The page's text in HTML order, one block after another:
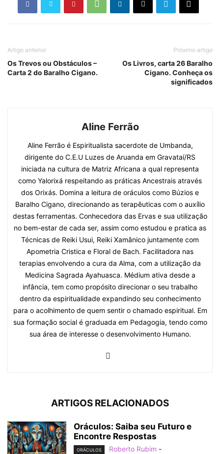
Artigo anterior
Os Trevos ou Obstáculos –
Carta 2 do Baralho Cigano.
Próximo artigo
Os Livros, carta 26 Baralho
Cigano. Conheça os
significados
Aline Ferrão
Aline Ferrão é Espiritualista sacerdote de Umbanda,
dirigente do C.E.U Luzes de Aruanda em Gravataí/RS
iniciada na cultura de Matriz Africana a qual representa
como Yalorixá respeitando as práticas Ancestrais através
dos Orixás. Domina a leitura de oráculos como Búzios e
Baralho Cigano, direcionando as terapêuticas com o auxílio
destas ferramentas. Conhecedora das Ervas e sua utilização
no bem-estar de cada ser, assim como estudou e pratica as
Técnicas de Reiki Usui, Reiki Xamânico juntamente com
Apometria Cristica e Floral de Bach. Facilitadora nas
terapias envolvendo a cura da Alma, com a utilização da
Medicina Sagrada Ayahuasca. Médium ativa desde a
infância, tem como propósito direcionar o seu trabalho
dentro da espiritualidade expandindo seu conhecimento
para o acolhimento de quem sentir o chamado espiritual. Em
sua formação social é graduada em Pedagogia, tendo como
sua área de interesse o desenvolvimento Humano.
ARTIGOS RELACIONADOS
Oráculos: Saiba seu Futuro e
Encontre Respostas
ORÁCULOS Roberto Rubim -